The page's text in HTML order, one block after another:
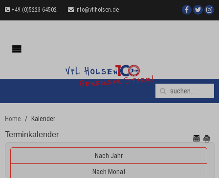
+49 (0)5223 64502 info@vflholsen.de
Home Kalender
Terminkalender
Nach Jahr
Nach Monat